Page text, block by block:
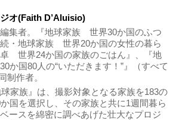
オ(Faith D’Aluisio)
集者。『地球家族 世界30か国のふつ
・地球家族 世界20か国の女性の暮ら
世界24か国の家族のごはん』、『地
か国80人の“いただきます！”』（すべて
制作者。
家族』は、撮影対象となる家族を183の
国を選択し、その家族と共に1週間暮ら
ースを綿密に調べあげた壮大なプロジ